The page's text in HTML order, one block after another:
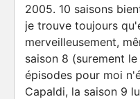
2005. 10 saisons
je trouve toujours
merveilleusement,
saison 8 (surement
épisodes pour moi
Capaldi, la saison 9